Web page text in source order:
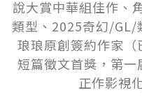
說大賞中華組佳作、
類型、2025奇幻/GL/
琅琅原創簽約作家（
短篇徵文首獎，第一
正作影視